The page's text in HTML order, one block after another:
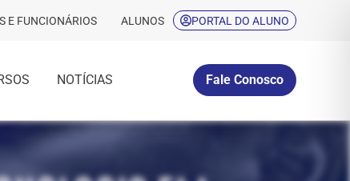
E FUNCIONÁRIOS ALUNOS PORTAL DO ALUNO
NOTÍCIAS Fale Conosco